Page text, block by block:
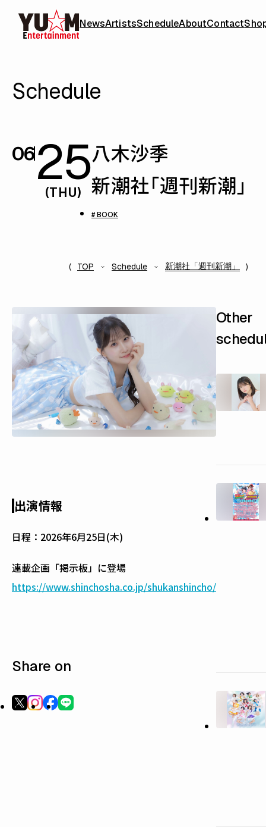
NewsArtistsScheduleAboutContact
Schedule
0625
(THU)
八木沙季
新潮社「週刊新潮」
# BOOK
TOP Schedule 新潮社「週刊新潮」
出演情報
日程： 2026年6月25日(木)
連載企画「掲示板」に登場
https://www.shinchosha.co.jp/shukanshincho/
Share on
Other